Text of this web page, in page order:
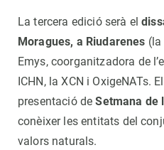
La tercera edició serà el
Moragues, a Riudarenes
Emys, coorganitzadora de
ICHN, la XCN i OxigeNATs.
presentació deSetmana de
conèixer les entitats del
valors naturals.